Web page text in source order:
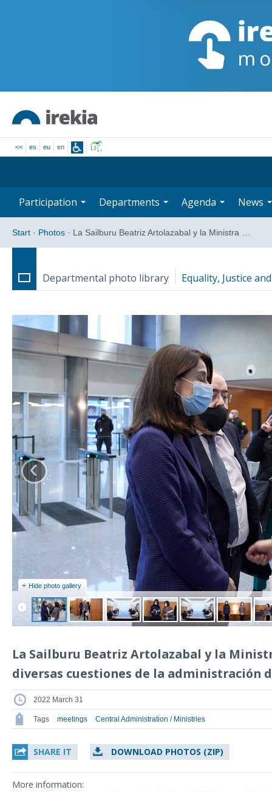
<< es eu en
Participation Departments Agenda News
Start · Photos · La Sailburu Beatriz Artolazabal y la Ministra …
Departmental photo library Equality, Justice
‹
Hide photo gallery
La Sailburu Beatriz Artolazabal y la
diversas cuestiones de la administración
2022 March 31
Tags meetings Central Administration / Ministries
SHARE IT DOWNLOAD PHOTOS (ZIP)
More information: